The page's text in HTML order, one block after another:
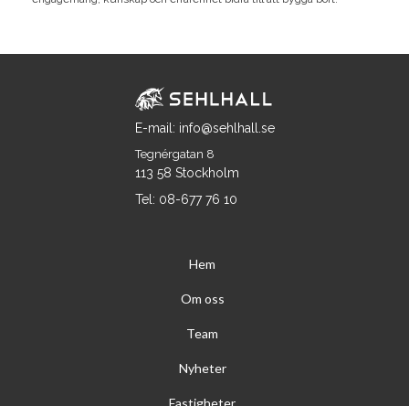
E-mail: info@sehlhall.se
Tegnérgatan 8
113 58 Stockholm
Tel: 08-677 76 10
Hem
Om oss
Team
Nyheter
Fastigheter